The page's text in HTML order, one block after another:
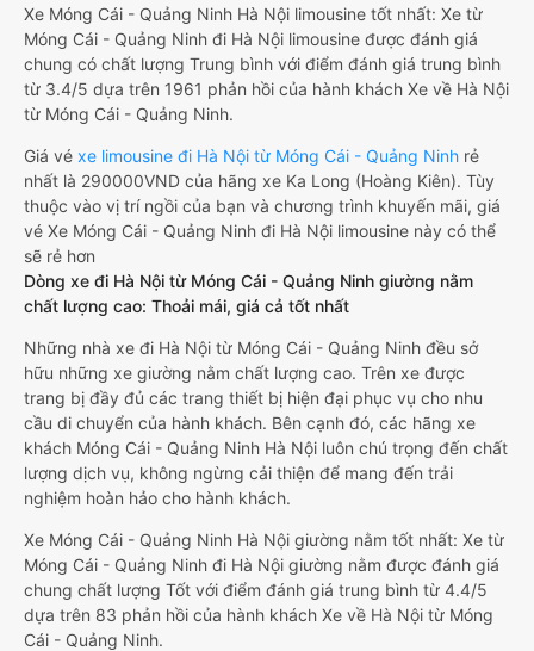
Xe Móng Cái - Quảng Ninh Hà Nội limousine tốt nhất: Xe từ
Móng Cái - Quảng Ninh đi Hà Nội limousine được đánh giá
chung có chất lượng Trung bình với điểm đánh giá trung bình
từ 3.4/5 dựa trên 1961 phản hồi của hành khách Xe về Hà Nội
từ Móng Cái - Quảng Ninh.
Giá vé xe limousine đi Hà Nội từ Móng Cái - Quảng Ninh rẻ
nhất là 290000VND của hãng xe Ka Long (Hoàng Kiên). Tùy
thuộc vào vị trí ngồi của bạn và chương trình khuyến mãi, giá
vé Xe Móng Cái - Quảng Ninh đi Hà Nội limousine này có thể
sẽ rẻ hơn
Dòng xe đi Hà Nội từ Móng Cái - Quảng Ninh giường nằm
chất lượng cao: Thoải mái, giá cả tốt nhất
Những nhà xe đi Hà Nội từ Móng Cái - Quảng Ninh đều sở
hữu những xe giường nằm chất lượng cao. Trên xe được
trang bị đầy đủ các trang thiết bị hiện đại phục vụ cho nhu
cầu di chuyển của hành khách. Bên cạnh đó, các hãng xe
khách Móng Cái - Quảng Ninh Hà Nội luôn chú trọng đến chất
lượng dịch vụ, không ngừng cải thiện để mang đến trải
nghiệm hoàn hảo cho hành khách.
Xe Móng Cái - Quảng Ninh Hà Nội giường nằm tốt nhất: Xe từ
Móng Cái - Quảng Ninh đi Hà Nội giường nằm được đánh giá
chung chất lượng Tốt với điểm đánh giá trung bình từ 4.4/5
dựa trên 83 phản hồi của hành khách Xe về Hà Nội từ Móng
Cái - Quảng Ninh.